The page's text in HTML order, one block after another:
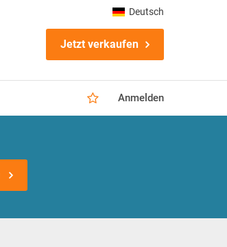
Jetzt verkaufen
Anmelden
Deutsch